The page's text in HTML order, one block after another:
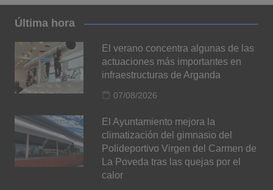
Última hora
El verano concentra algunas de las
actuaciones más importantes en
infraestructuras de Arganda
07/08/2026
El Ayuntamiento mejora la
climatización del gimnasio del
Polideportivo Virgen del Carmen de
La Poveda tras las quejas por el
calor